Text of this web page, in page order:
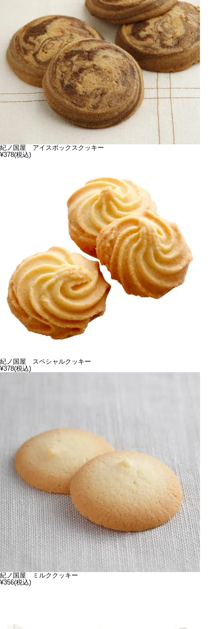
紀ノ国屋 アイスボックスクッキー
¥378(税込)
紀ノ国屋 スペシャルクッキー
¥378(税込)
紀ノ国屋 ミルククッキー
¥356(税込)